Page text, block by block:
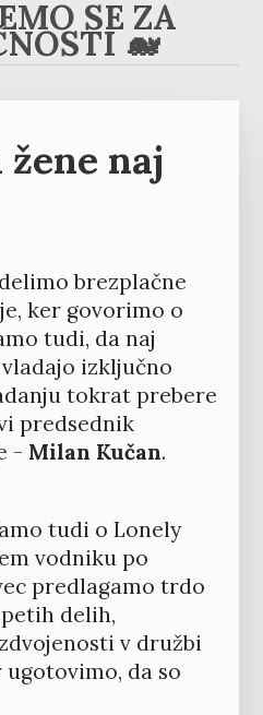
SE ZA
🐋
naj
brezplačne
ker govorimo o
tudi, da naj
izključno
tokrat prebere
predsednik
- Milan Kučan.
tudi o Lonely
vodniku po
predlagamo trdo
delih,
v družbi
da so